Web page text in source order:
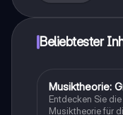
Beliebtester
Musik
Musiktheorie:
Entdecken Sie
Musiktheorie für